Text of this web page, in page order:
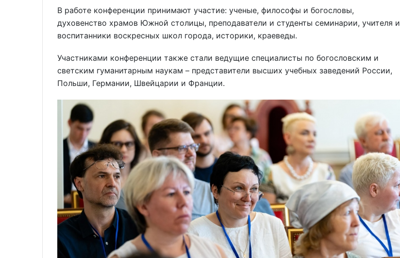
В работе конференции принимают участие: ученые, философы и богословы,
духовенство храмов Южной столицы, преподаватели и студенты семинарии, учителя и
воспитанники воскресных школ города, историки, краеведы.
Участниками конференции также стали ведущие специалисты по богословским и
светским гуманитарным наукам – представители высших учебных заведений России,
Польши, Германии, Швейцарии и Франции.